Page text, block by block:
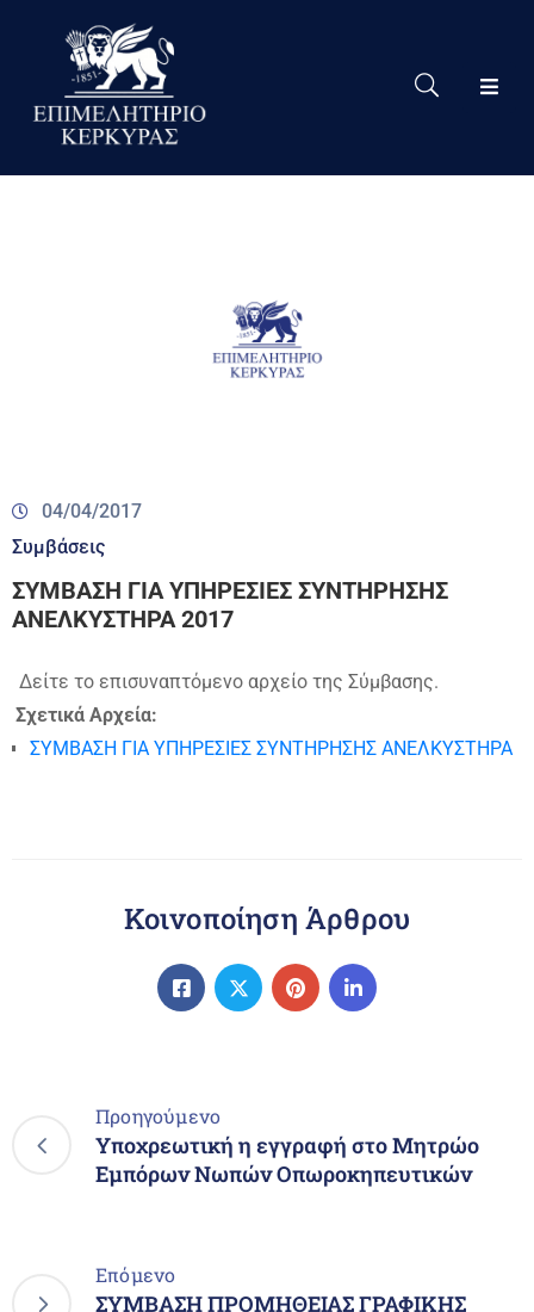
Το
Eπιμελητήριο
04/04/2017
Συμβάσεις
ΣΥΜΒΑΣΗ ΓΙΑ ΥΠΗΡΕΣΙΕΣ ΣΥΝΤΗΡΗΣΗΣ
ΑΝΕΛΚΥΣΤΗΡΑ 2017
Δείτε το επισυναπτόμενο αρχείο της Σύμβασης.
Σχετικά Αρχεία:
ΣΥΜΒΑΣΗ ΓΙΑ ΥΠΗΡΕΣΙΕΣ ΣΥΝΤΗΡΗΣΗΣ ΑΝΕΛΚΥΣΤΗΡΑ
Κοινοποίηση Άρθρου
Προηγούμενο
Υποχρεωτική η εγγραφή στο Μητρώο
Εμπόρων Νωπών Οπωροκηπευτικών
Επόμενο
ΣΥΜΒΑΣΗ ΠΡΟΜΗΘΕΙΑΣ ΓΡΑΦΙΚΗΣ